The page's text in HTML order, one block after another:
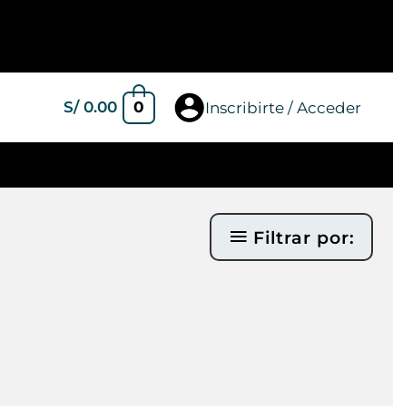
S/0.00 0 Inscribirte / Acceder
Filtrar por: